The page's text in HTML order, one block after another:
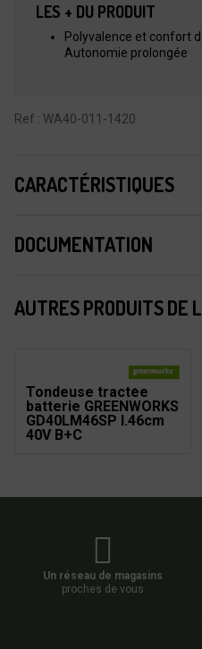
LES + DU PRODUIT
Polyvalence et confort
Autonomie prolongée
Ref : WA40-011-1420
CARACTÉRISTIQUES
DOCUMENTATION
AUTRES PRODUITS DE
Tondeuse tractée
batterie GREENWORKS
GD40LM46SP l.46cm
40V B+C
Un réseau de magasins
proches de vous